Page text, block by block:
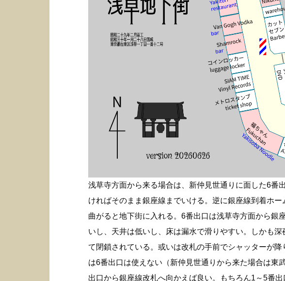
浅草寺方面から来る場合は、新仲見世通りに面した6番
ければそのまま銀座線までいける。逆に銀座線到着ホ
曲がると地下街に入れる。6番出口は浅草寺方面から銀
いし、天井は低いし、床は漏水で滑りやすい。しかも
て閉鎖されている。或いは改札の手前でシャッターが
は6番出口は使えない（新仲見世通りから来た場合は東
出口から銀座線改札へ向かえば良い。もちろん1～5番出